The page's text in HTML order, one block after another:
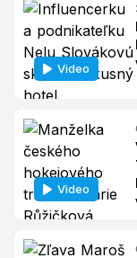
Video
Video